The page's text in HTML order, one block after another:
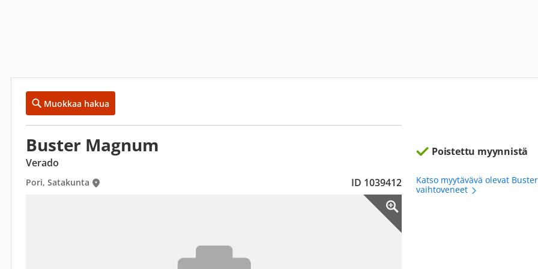
Muokkaa hakua
Buster Magnum
Verado
Pori, Satakunta ID 1039412
Poistettu myynnistä
Katso myytävävä olevat
vaihtoveneet